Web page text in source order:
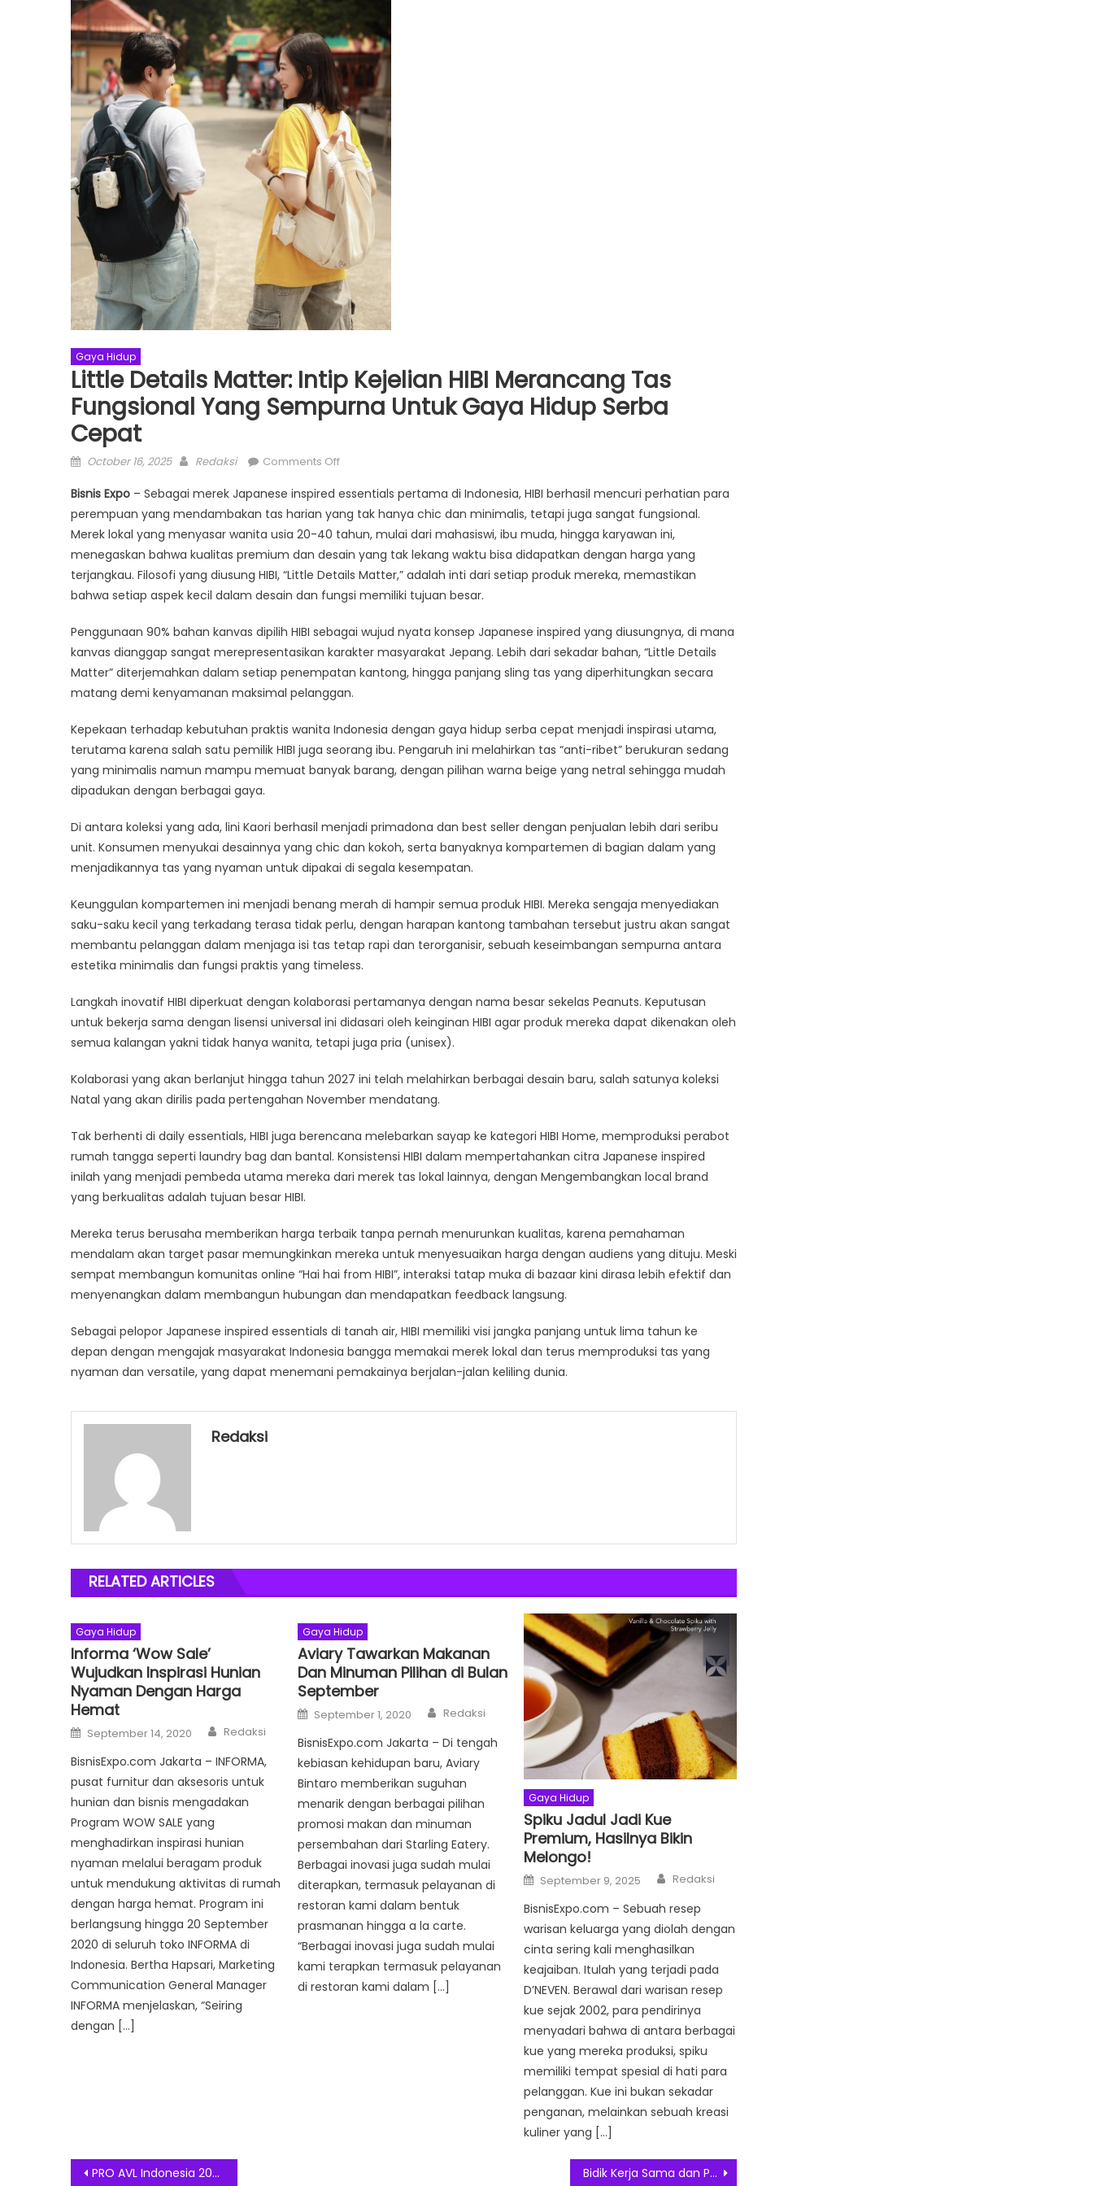
Gaya Hidup
Little Details Matter: Intip Kejelian HIBI Merancang Tas
Fungsional Yang Sempurna Untuk Gaya Hidup Serba
Cepat
Posted
October 16, 2025 Author
Redaksi Comments Offon
Details
Matter:
Intip
Kejelian
HIBI
Merancang
Fungsional
yang
Sempurna
Hidup
Cepat
Bisnis Expo – Sebagai merek Japanese inspired essentials pertama di Indonesia, HIBI berhasil mencuri perhatian para
perempuan yang mendambakan tas harian yang tak hanya chic dan minimalis, tetapi juga sangat fungsional.
Merek lokal yang menyasar wanita usia 20-40 tahun, mulai dari mahasiswi, ibu muda, hingga karyawan ini,
menegaskan bahwa kualitas premium dan desain yang tak lekang waktu bisa didapatkan dengan harga yang
terjangkau. Filosofi yang diusung HIBI, “Little Details Matter,” adalah inti dari setiap produk mereka, memastikan
bahwa setiap aspek kecil dalam desain dan fungsi memiliki tujuan besar.
Penggunaan 90% bahan kanvas dipilih HIBI sebagai wujud nyata konsep Japanese inspired yang diusungnya, di mana
kanvas dianggap sangat merepresentasikan karakter masyarakat Jepang. Lebih dari sekadar bahan, “Little Details
Matter” diterjemahkan dalam setiap penempatan kantong, hingga panjang sling tas yang diperhitungkan secara
matang demi kenyamanan maksimal pelanggan.
Kepekaan terhadap kebutuhan praktis wanita Indonesia dengan gaya hidup serba cepat menjadi inspirasi utama,
terutama karena salah satu pemilik HIBI juga seorang ibu. Pengaruh ini melahirkan tas “anti-ribet” berukuran sedang
yang minimalis namun mampu memuat banyak barang, dengan pilihan warna beige yang netral sehingga mudah
dipadukan dengan berbagai gaya.
Di antara koleksi yang ada, lini Kaori berhasil menjadi primadona dan best seller dengan penjualan lebih dari seribu
unit. Konsumen menyukai desainnya yang chic dan kokoh, serta banyaknya kompartemen di bagian dalam yang
menjadikannya tas yang nyaman untuk dipakai di segala kesempatan.
Keunggulan kompartemen ini menjadi benang merah di hampir semua produk HIBI. Mereka sengaja menyediakan
saku-saku kecil yang terkadang terasa tidak perlu, dengan harapan kantong tambahan tersebut justru akan sangat
membantu pelanggan dalam menjaga isi tas tetap rapi dan terorganisir, sebuah keseimbangan sempurna antara
estetika minimalis dan fungsi praktis yang timeless.
Langkah inovatif HIBI diperkuat dengan kolaborasi pertamanya dengan nama besar sekelas Peanuts. Keputusan
untuk bekerja sama dengan lisensi universal ini didasari oleh keinginan HIBI agar produk mereka dapat dikenakan oleh
semua kalangan yakni tidak hanya wanita, tetapi juga pria (unisex).
Kolaborasi yang akan berlanjut hingga tahun 2027 ini telah melahirkan berbagai desain baru, salah satunya koleksi
Natal yang akan dirilis pada pertengahan November mendatang.
Tak berhenti di daily essentials, HIBI juga berencana melebarkan sayap ke kategori HIBI Home, memproduksi perabot
rumah tangga seperti laundry bag dan bantal. Konsistensi HIBI dalam mempertahankan citra Japanese inspired
inilah yang menjadi pembeda utama mereka dari merek tas lokal lainnya, dengan Mengembangkan local brand
yang berkualitas adalah tujuan besar HIBI.
Mereka terus berusaha memberikan harga terbaik tanpa pernah menurunkan kualitas, karena pemahaman
mendalam akan target pasar memungkinkan mereka untuk menyesuaikan harga dengan audiens yang dituju. Meski
sempat membangun komunitas online “Hai hai from HIBI”, interaksi tatap muka di bazaar kini dirasa lebih efektif dan
menyenangkan dalam membangun hubungan dan mendapatkan feedback langsung.
Sebagai pelopor Japanese inspired essentials di tanah air, HIBI memiliki visi jangka panjang untuk lima tahun ke
depan dengan mengajak masyarakat Indonesia bangga memakai merek lokal dan terus memproduksi tas yang
nyaman dan versatile, yang dapat menemani pemakainya berjalan-jalan keliling dunia.
Redaksi
RELATED ARTICLES
Gaya Hidup
Informa ‘Wow Sale’
Wujudkan Inspirasi Hunian
Nyaman Dengan Harga
Hemat
Posted
on
September 14, 2020 Author
Redaksi
BisnisExpo.com Jakarta – INFORMA,
pusat furnitur dan aksesoris untuk
hunian dan bisnis mengadakan
Program WOW SALE yang
menghadirkan inspirasi hunian
nyaman melalui beragam produk
untuk mendukung aktivitas di rumah
dengan harga hemat. Program ini
berlangsung hingga 20 September
2020 di seluruh toko INFORMA di
Indonesia. Bertha Hapsari, Marketing
Communication General Manager
INFORMA menjelaskan, “Seiring
dengan […]
Gaya Hidup
Aviary Tawarkan Makanan
Dan Minuman Pilihan di Bulan
September
Posted
on
September 1, 2020 Author
Redaksi
BisnisExpo.com Jakarta – Di tengah
kebiasan kehidupan baru, Aviary
Bintaro memberikan suguhan
menarik dengan berbagai pilihan
promosi makan dan minuman
persembahan dari Starling Eatery.
Berbagai inovasi juga sudah mulai
diterapkan, termasuk pelayanan di
restoran kami dalam bentuk
prasmanan hingga a la carte.
“Berbagai inovasi juga sudah mulai
kami terapkan termasuk pelayanan
di restoran kami dalam […]
Gaya Hidup
Spiku Jadul Jadi Kue
Premium, Hasilnya Bikin
Melongo!
Posted
on
September 9, 2025 Author
Redaksi
BisnisExpo.com – Sebuah resep
warisan keluarga yang diolah dengan
cinta sering kali menghasilkan
keajaiban. Itulah yang terjadi pada
D’NEVEN. Berawal dari warisan resep
kue sejak 2002, para pendirinya
menyadari bahwa di antara berbagai
kue yang mereka produksi, spiku
memiliki tempat spesial di hati para
pelanggan. Kue ini bukan sekadar
penganan, melainkan sebuah kreasi
kuliner yang […]
Post
PRO AVL Indonesia 2025, Ajang Kolaborasi dan Inovasi Terkini Industri Audio-Visual Bidik Kerja Sama dan Pangsa Pasar Lebih Luas, J&T Express Hadir di Trade Expo Indonesia 2025